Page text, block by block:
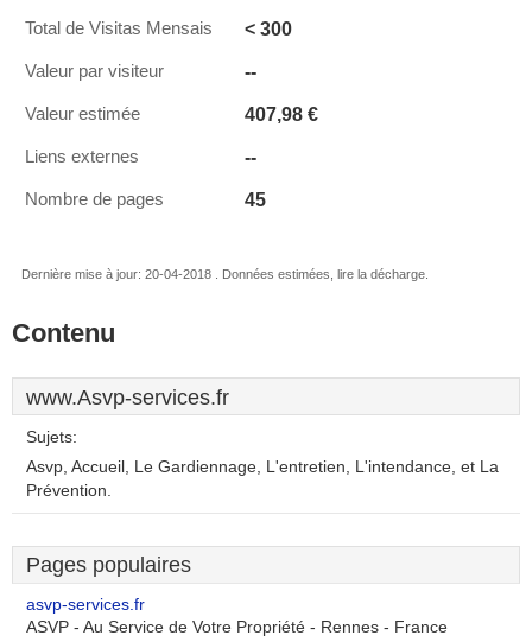
Total de Visitas Mensais < 300
Valeur par visiteur --
Valeur estimée 407,98 €
Liens externes --
Nombre de pages 45
Dernière mise à jour: 20-04-2018 . Données estimées, lire la décharge.
Contenu
www.Asvp-services.fr
Sujets:
Asvp, Accueil, Le Gardiennage, L'entretien, L'intendance, et La
Prévention.
Pages populaires
asvp-services.fr
ASVP - Au Service de Votre Propriété - Rennes - France